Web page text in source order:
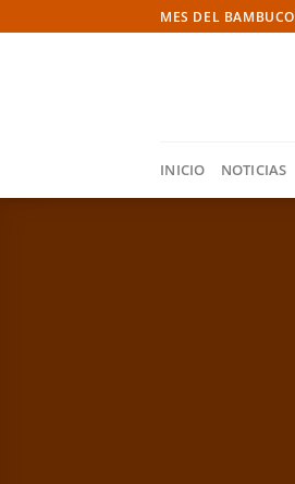
to
MES DEL
INICIO NOTICIAS